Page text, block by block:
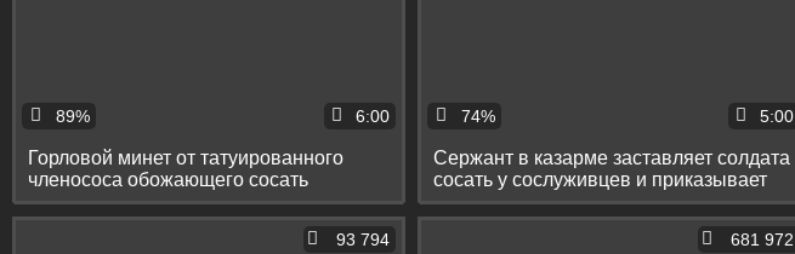
89% 6:00
Горловой минет от татуированного
членососа обожающего сосать
большие чёрные хуи
74% 5:00
Сержант в казарме заставляет солдата
сосать у сослуживцев и приказывает
дрочить
93 794 681 972